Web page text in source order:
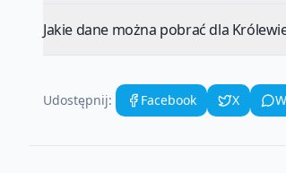
Jakie dane można pobrać dla
Udostępnij: Facebook X